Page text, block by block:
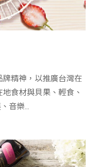
精神，以推廣台灣在
食材與貝果、輕食、
音樂...